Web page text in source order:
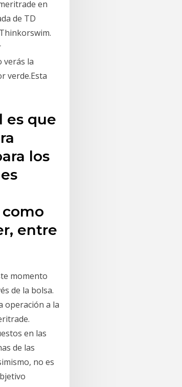
en
de TD
verás la
verde.Esta
es que
los
entre
momento
de la bolsa.
operación a la
en las
de las
no es